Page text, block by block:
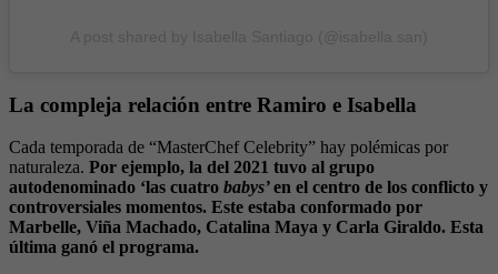
La compleja relación entre Ramiro e Isabella
Cada temporada de “MasterChef Celebrity” hay polémicas por
naturaleza. Por ejemplo, la del 2021 tuvo al grupo
autodenominado ‘las cuatro babys’en el centro de los conflicto y
controversiales momentos. Este estaba conformado por
Marbelle, Viña Machado, Catalina Maya y Carla Giraldo. Esta
última ganó el programa.